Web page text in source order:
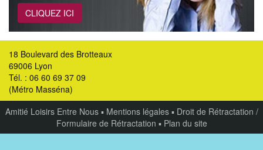
CLIQUEZ ICI
18 Boulevard des Brotteaux
69006 Lyon
Tél. : 06 60 69 37 09
(Métro Masséna)
Amitié Loisirs Entre Nous▪ Mentions légales▪ Droit de Rétractation /
Formulaire de Rétractation ▪ Plan du site